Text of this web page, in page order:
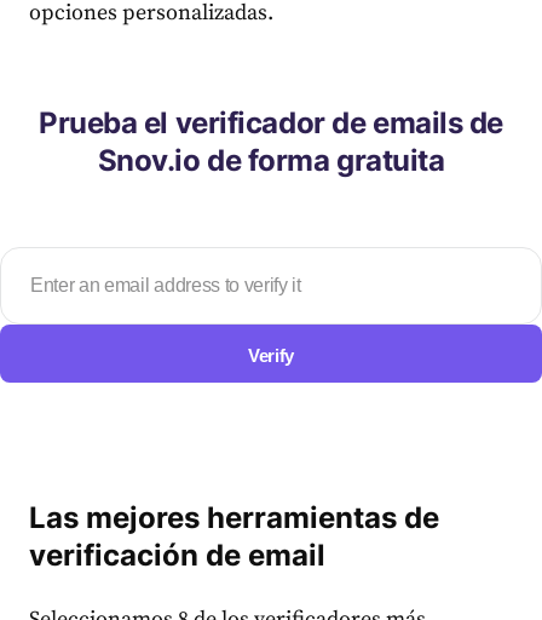
opciones personalizadas.
Prueba el verificador de emails de
Snov.io de forma gratuita
Verify
Las mejores herramientas de
verificación de email